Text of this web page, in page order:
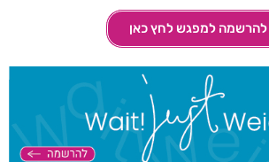
להרשמה למפגש לחץ כאן